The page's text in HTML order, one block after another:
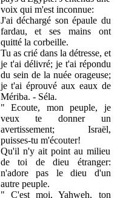
voix qui m'est inconnue:
J'ai déchargé son épaule du
fardau, et ses mains ont
quitté la corbeille.
Tu as crié dans la détresse, et
je t'ai délivré; je t'ai répondu
du sein de la nuée orageuse;
je t'ai éprouvé aux eaux de
Mériba. - Séla.
" Ecoute, mon peuple, je
veux te donner un
avertissement; Israël,
puisses-tu m'écouter!
Qu'il n'y ait point au milieu
de toi de dieu étranger:
n'adore pas le dieu d'un
autre peuple.
" C'est moi, Yahweh, ton